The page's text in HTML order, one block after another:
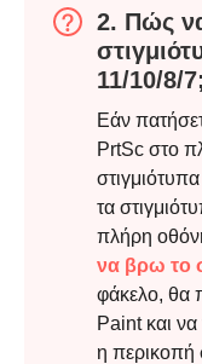
Βήμα 3.2. Πώς
11/10/8/7;
Εάν
PrtSc στο
τα
πλήρη
να βρω το
φάκελο, θα
Paint και να
η περικοπή